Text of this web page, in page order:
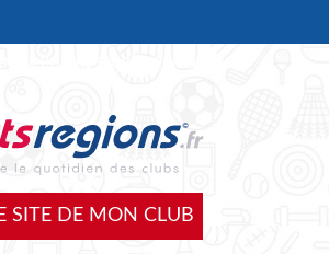
SITE DE MON CLUB